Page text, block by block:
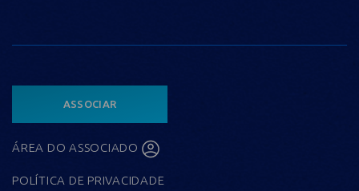
ASSOCIAR
ÁREA DO ASSOCIADO
POLÍTICA DE PRIVACIDADE